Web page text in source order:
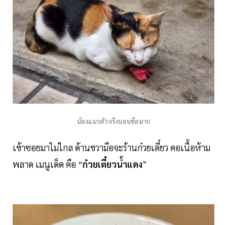
น้องแมวตัวจริงนอนชิลมาก
เข้าซอยมาไม่ไกล ด้านขวามือจะร้านก๋วยเตี๋ยว คอเนื้อห้าม
พลาด เมนูเด็ด คือ “ก๋วยเตี๋ยวน้ำแดง”